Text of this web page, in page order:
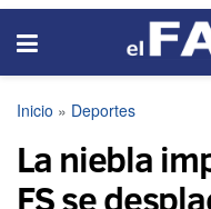
Inicio » Deportes
La niebla
FS se